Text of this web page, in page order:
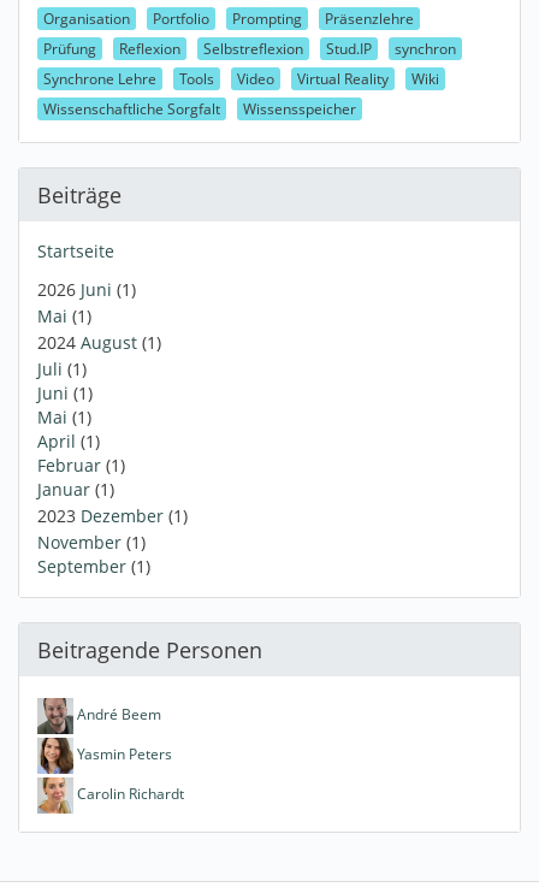
Organisation
Portfolio Prompting
Präsenzlehre
Prüfung
Reflexion Selbstreflexion Stud.IP
synchron
Synchrone Lehre
Tools Video Virtual Reality
Wiki
Wissenschaftliche Sorgfalt
Wissensspeicher
Beiträge
Startseite
2026 Juni (1)
Mai (1)
2024 August (1)
Juli (1)
Juni (1)
Mai (1)
April (1)
Februar (1)
Januar (1)
2023 Dezember (1)
November (1)
September (1)
Beitragende Personen
André Beem
Yasmin Peters
Carolin Richardt